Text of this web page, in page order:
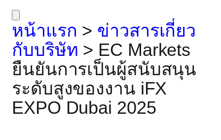
หน้าแรก > ข่าวสารเกี่ยว
กับบริษัท > EC Markets
ยืนยันการเป็นผู้สนับสนุน
ระดับสูงของงาน iFX
EXPO Dubai 2025